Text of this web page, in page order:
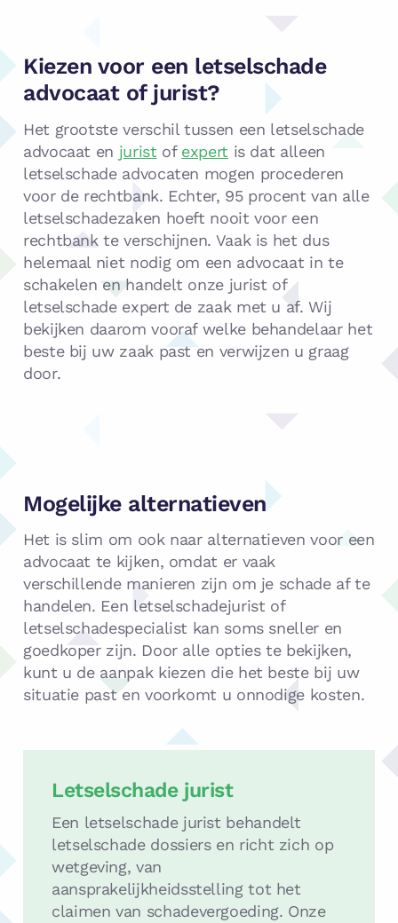
Kiezen voor een letselschade
advocaat of jurist?
Het grootste verschil tussen een letselschade
advocaat en jurist of expert is dat alleen
letselschade advocaten mogen procederen
voor de rechtbank. Echter, 95 procent van alle
letselschadezaken hoeft nooit voor een
rechtbank te verschijnen. Vaak is het dus
helemaal niet nodig om een advocaat in te
schakelen en handelt onze jurist of
letselschade expert de zaak met u af. Wij
bekijken daarom vooraf welke behandelaar het
beste bij uw zaak past en verwijzen u graag
door.
Mogelijke alternatieven
Het is slim om ook naar alternatieven voor een
advocaat te kijken, omdat er vaak
verschillende manieren zijn om je schade af te
handelen. Een letselschadejurist of
letselschadespecialist kan soms sneller en
goedkoper zijn. Door alle opties te bekijken,
kunt u de aanpak kiezen die het beste bij uw
situatie past en voorkomt u onnodige kosten.
Letselschade jurist
Een letselschade jurist behandelt
letselschade dossiers en richt zich op
wetgeving, van
aansprakelijkheidsstelling tot het
claimen van schadevergoeding. Onze
jurist